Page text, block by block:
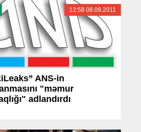
12:58 08.09.2011
ANS-in
"məmur
adlandırdı